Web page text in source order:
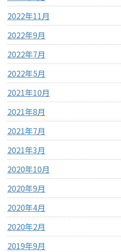
2022年11月
2022年9月
2022年7月
2022年5月
2021年10月
2021年8月
2021年7月
2021年3月
2020年10月
2020年9月
2020年4月
2020年2月
2019年9月